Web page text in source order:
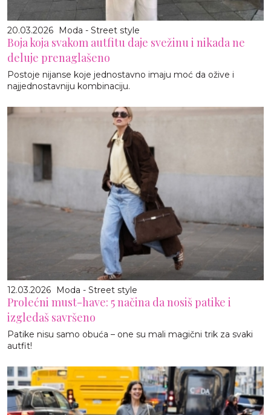
20.03.2026 Moda - Street style
Boja koja svakom autfitu daje svežinu i nikada ne
deluje prenaglašeno
Postoje nijanse koje jednostavno imaju moć da ožive i
najjednostavniju kombinaciju.
12.03.2026 Moda - Street style
Prolećni must-have: 5 načina da nosiš patike i
izgledaš savršeno
Patike nisu samo obuća – one su mali magični trik za svaki
autfit!